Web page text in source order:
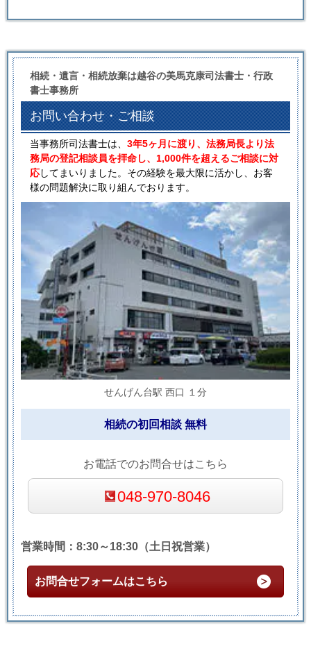
相続・遺言・相続放棄は越谷の美馬克康司法書士・行政
書士事務所
お問い合わせ・ご相談
当事務所司法書士は、 3年5ヶ月に渡り、法務局長より法
務局の登記相談員を拝命し、1,000件を超えるご相談に対
応してまいりました。その経験を最大限に活かし、お客
様の問題解決に取り組んでおります。
せんげん台駅 西口 １分
相続の初回相談 無料
お電話でのお問合せはこちら
048-970-8046
営業時間：8:30～18:30（土日祝営業）
お問合せフォームはこちら